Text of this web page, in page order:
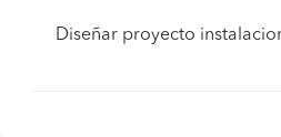
Diseñar proyecto